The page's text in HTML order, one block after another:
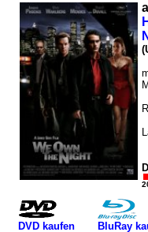
DVD kaufen
BluRay